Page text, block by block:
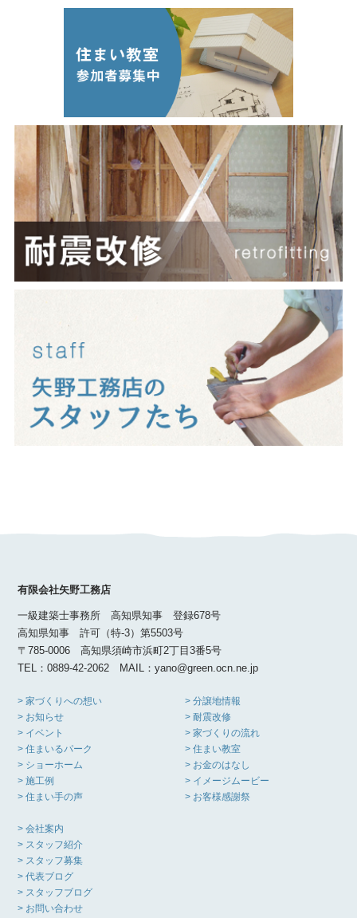
有限会社矢野工務店
一級建築士事務所 高知県知事 登録678号
高知県知事 許可（特-3）第5503号
〒785-0006 高知県須崎市浜町2丁目3番5号
TEL：0889-42-2062 MAIL：yano@green.ocn.ne.jp
> 家づくりへの想い
> お知らせ
> イベント
> 住まいるパーク
> ショーホーム
> 施工例
> 住まい手の声
> 分譲地情報
> 耐震改修
> 家づくりの流れ
> 住まい教室
> お金のはなし
> イメージムービー
> お客様感謝祭
> 会社案内
> スタッフ紹介
> スタッフ募集
> 代表ブログ
> スタッフブログ
> お問い合わせ